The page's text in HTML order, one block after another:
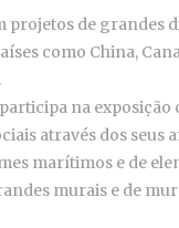
projetos de grandes
como China,
na exposição
através dos seus
marítimos e de
murais e de